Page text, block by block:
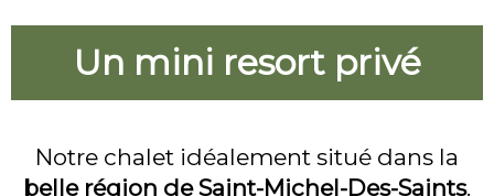
t
S
Photos
Un mini resort privé
Notre chalet idéalement situé dans la
belle région de Saint-Michel-Des-Saints.